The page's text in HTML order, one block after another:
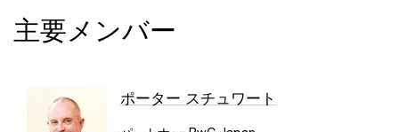
主要メンバー
ポーター スチュワート